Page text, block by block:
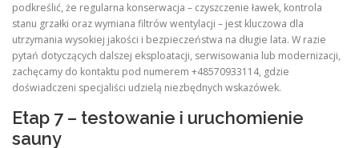
podkreślić, że regularna konserwacja – czyszczenie ławek, kontrola
stanu grzałki oraz wymiana filtrów wentylacji – jest kluczowa dla
utrzymania wysokiej jakości i bezpieczeństwa na długie lata. W razie
pytań dotyczących dalszej eksploatacji, serwisowania lub modernizacji,
zachęcamy do kontaktu pod numerem +48570933114, gdzie
doświadczeni specjaliści udzielą niezbędnych wskazówek.
Etap 7 – testowanie i uruchomienie
sauny